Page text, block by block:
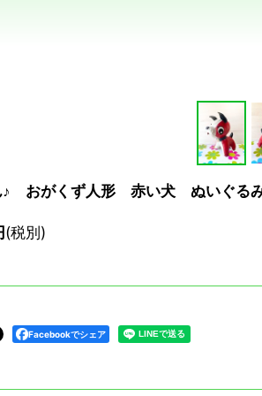
♪ おがくず人形 赤い犬 ぬいぐ
(税別)
Facebookでシェア